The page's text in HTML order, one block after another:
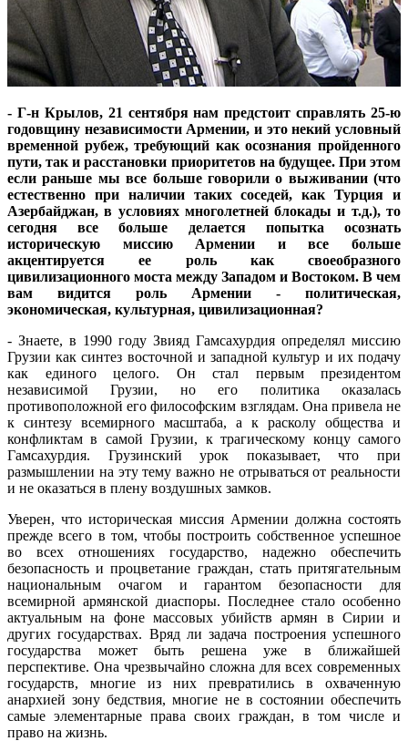
- Г-н Крылов, 21 сентября нам предстоит справлять 25-ю
годовщину независимости Армении, и это некий условный
временной рубеж, требующий как осознания пройденного
пути, так и расстановки приоритетов на будущее. При этом
если раньше мы все больше говорили о выживании (что
естественно при наличии таких соседей, как Турция и
Азербайджан, в условиях многолетней блокады и т.д.), то
сегодня все больше делается попытка осознать
историческую миссию Армении и все больше
акцентируется ее роль как своеобразного
цивилизационного моста между Западом и Востоком. В чем
вам видится роль Армении - политическая,
экономическая, культурная, цивилизационная?
- Знаете, в 1990 году Звияд Гамсахурдия определял миссию
Грузии как синтез восточной и западной культур и их подачу
как единого целого. Он стал первым президентом
независимой Грузии, но его политика оказалась
противоположной его философским взглядам. Она привела не
к синтезу всемирного масштаба, а к расколу общества и
конфликтам в самой Грузии, к трагическому концу самого
Гамсахурдия. Грузинский урок показывает, что при
размышлении на эту тему важно не отрываться от реальности
и не оказаться в плену воздушных замков.
Уверен, что историческая миссия Армении должна состоять
прежде всего в том, чтобы построить собственное успешное
во всех отношениях государство, надежно обеспечить
безопасность и процветание граждан, стать притягательным
национальным очагом и гарантом безопасности для
всемирной армянской диаспоры. Последнее стало особенно
актуальным на фоне массовых убийств армян в Сирии и
других государствах. Вряд ли задача построения успешного
государства может быть решена уже в ближайшей
перспективе. Она чрезвычайно сложна для всех современных
государств, многие из них превратились в охваченную
анархией зону бедствия, многие не в состоянии обеспечить
самые элементарные права своих граждан, в том числе и
право на жизнь.